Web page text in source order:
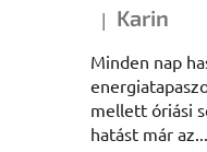
A termék
| Karin
Minden nap
mellett óriási
hatást már az...